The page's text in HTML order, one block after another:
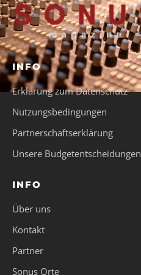
INFO
Erklärung zum Datenschutz
Nutzungsbedingungen
Partnerschaftserklärung
Unsere Budgetentscheidungen
INFO
Über uns
Kontakt
Partner
Sonus Orte